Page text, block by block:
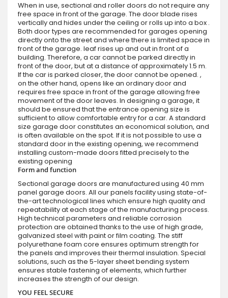
When in use, sectional and roller doors do not require any
free space in front of the garage. The door blade rises
vertically and hides under the ceiling or rolls up into a box .
Both door types are recommended for garages opening
directly onto the street and where there is limited space in
front of the garage. leaf rises up and out in front of a
building. Therefore, a car cannot be parked directly in
front of the door, but at a distance of approximately 1.5 m.
If the car is parked closer, the door cannot be opened. ,
on the other hand, opens like an ordinary door and
requires free space in front of the garage allowing free
movement of the door leaves. In designing a garage, it
should be ensured that the entrance opening size is
sufficient to allow comfortable entry for a car. A standard
size garage door constitutes an economical solution, and
is often available on the spot. If it is not possible to use a
standard door in the existing opening, we recommend
installing custom-made doors fitted precisely to the
existing opening
Form and function
Sectional garage doors are manufactured using 40 mm
panel garage doors. All our panels facility using state-of-
the-art technological lines which ensure high quality and
repeatability at each stage of the manufacturing process.
High technical parameters and reliable corrosion
protection are obtained thanks to the use of high grade,
galvanized steel with paint or film coating. The stiff
polyurethane foam core ensures optimum strength for
the panels and improves their thermal insulation. Special
solutions, such as the 5-layer sheet bending system
ensures stable fastening of elements, which further
increases the strength of our design.
YOU FEEL SECURE